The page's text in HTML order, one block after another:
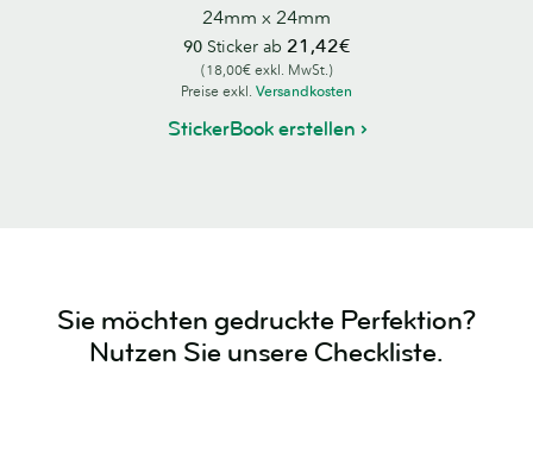
24mm x 24mm
90Sticker ab 21,42€
(18,00€ exkl. MwSt.)
Preise exkl. Versandkosten
StickerBook erstellen
Sie möchten gedruckte Perfektion?
Nutzen Sie unsere Checkliste.